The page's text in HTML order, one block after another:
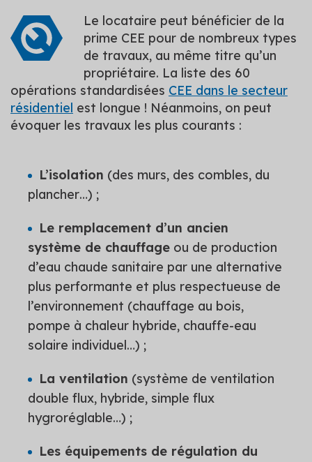
Le locataire peut bénéficier de la
prime CEE pour de nombreux types
de travaux, au même titre qu’un
propriétaire. La liste des 60
opérations standardisées CEE dans le secteur
résidentiel est longue ! Néanmoins, on peut
évoquer les travaux les plus courants :
L’isolation (des murs, des combles, du
plancher…) ;
Le remplacement d’un ancien
système de chauffage ou de production
d’eau chaude sanitaire par une alternative
plus performante et plus respectueuse de
l’environnement (chauffage au bois,
pompe à chaleur hybride, chauffe-eau
solaire individuel…) ;
La ventilation (système de ventilation
double flux, hybride, simple flux
hygroréglable…) ;
Les équipements de régulation du